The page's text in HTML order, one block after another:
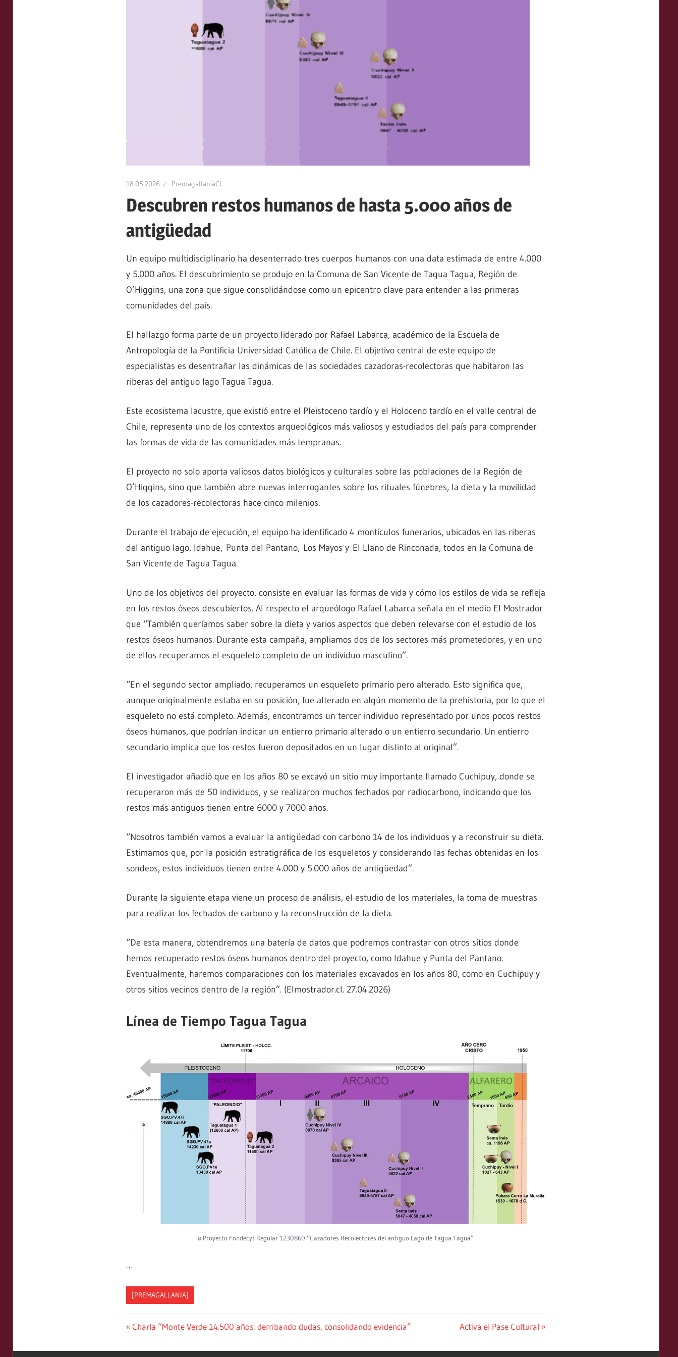
18.05.2026 PremagallaniaCL
Descubren restos humanos de hasta 5.000 años de
antigüedad
Un equipo multidisciplinario ha desenterrado tres cuerpos humanos con una data estimada de entre 4.000
y 5.000 años. El descubrimiento se produjo en la Comuna de San Vicente de Tagua Tagua, Región de
O’Higgins, una zona que sigue consolidándose como un epicentro clave para entender a las primeras
comunidades del país.
El hallazgo forma parte de un proyecto liderado por Rafael Labarca, académico de la Escuela de
Antropología de la Pontificia Universidad Católica de Chile. El objetivo central de este equipo de
especialistas es desentrañar las dinámicas de las sociedades cazadoras-recolectoras que habitaron las
riberas del antiguo lago Tagua Tagua.
Este ecosistema lacustre, que existió entre el Pleistoceno tardío y el Holoceno tardío en el valle central de
Chile, representa uno de los contextos arqueológicos más valiosos y estudiados del país para comprender
las formas de vida de las comunidades más tempranas.
El proyecto no solo aporta valiosos datos biológicos y culturales sobre las poblaciones de la Región de
O’Higgins, sino que también abre nuevas interrogantes sobre los rituales fúnebres, la dieta y la movilidad
de los cazadores-recolectoras hace cinco milenios.
Durante el trabajo de ejecución, el equipo ha identificado 4 montículos funerarios, ubicados en las riberas
del antiguo lago, Idahue, Punta del Pantano, Los Mayos y El Llano de Rinconada, todos en la Comuna de
San Vicente de Tagua Tagua.
Uno de los objetivos del proyecto, consiste en evaluar las formas de vida y cómo los estilos de vida se refleja
en los restos óseos descubiertos. Al respecto el arqueólogo Rafael Labarca señala en el medio El Mostrador
que “También queríamos saber sobre la dieta y varios aspectos que deben relevarse con el estudio de los
restos óseos humanos. Durante esta campaña, ampliamos dos de los sectores más prometedores, y en uno
de ellos recuperamos el esqueleto completo de un individuo masculino”.
“En el segundo sector ampliado, recuperamos un esqueleto primario pero alterado. Esto significa que,
aunque originalmente estaba en su posición, fue alterado en algún momento de la prehistoria, por lo que el
esqueleto no está completo. Además, encontramos un tercer individuo representado por unos pocos restos
óseos humanos, que podrían indicar un entierro primario alterado o un entierro secundario. Un entierro
secundario implica que los restos fueron depositados en un lugar distinto al original”.
El investigador añadió que en los años 80 se excavó un sitio muy importante llamado Cuchipuy, donde se
recuperaron más de 50 individuos, y se realizaron muchos fechados por radiocarbono, indicando que los
restos más antiguos tienen entre 6000 y 7000 años.
“Nosotros también vamos a evaluar la antigüedad con carbono 14 de los individuos y a reconstruir su dieta.
Estimamos que, por la posición estratigráfica de los esqueletos y considerando las fechas obtenidas en los
sondeos, estos individuos tienen entre 4.000 y 5.000 años de antigüedad”.
Durante la siguiente etapa viene un proceso de análisis, el estudio de los materiales, la toma de muestras
para realizar los fechados de carbono y la reconstrucción de la dieta.
“De esta manera, obtendremos una batería de datos que podremos contrastar con otros sitios donde
hemos recuperado restos óseos humanos dentro del proyecto, como Idahue y Punta del Pantano.
Eventualmente, haremos comparaciones con los materiales excavados en los años 80, como en Cuchipuy y
otros sitios vecinos dentro de la región”. (Elmostrador.cl. 27.04.2026)
Línea de Tiempo Tagua Tagua
© Proyecto Fondecyt Regular 1230860 “Cazadores Recolectores del antiguo Lago de Tagua Tagua”
…
[PREMAGALLANIA]
Previous
Charla “Monte Verde 14.500 años: derribando dudas, consolidando evidencia”
Next
Activa el Pase Cultural